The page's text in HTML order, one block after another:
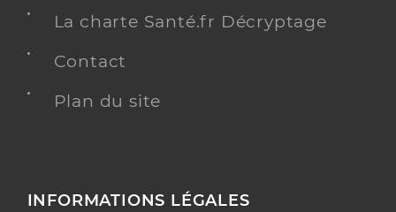
La charte Santé.fr Décryptage
Contact
Plan du site
INFORMATIONS LÉGALES